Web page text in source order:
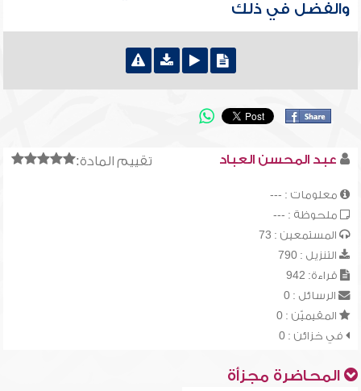
والفضل في ذلك
تقييم المادة: عبد المحسن العباد
معلومات : ---
ملحوظة : ---
المستمعين : 73
التنزيل : 790
قراءة: 942
الرسائل : 0
المقيميّن : 0
في خزائن : 0
المحاضرة مجزأة